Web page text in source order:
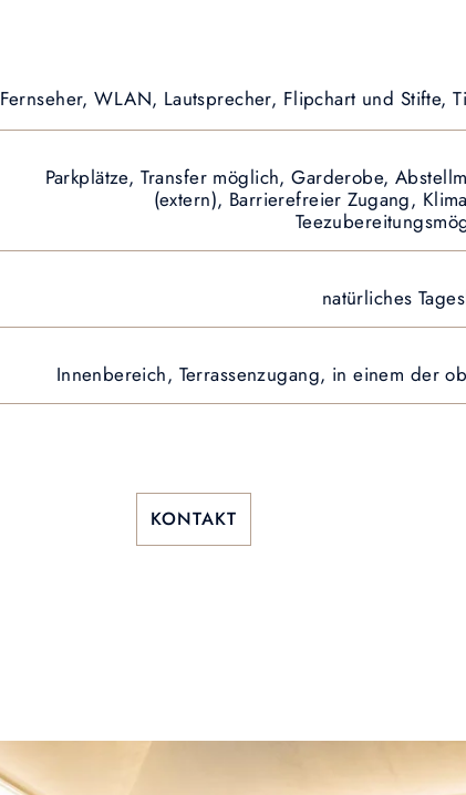
Fernseher, WLAN, Lautsprecher, Flipchart und Stifte,
Parkplätze, Transfer möglich, Garderobe,
(extern), Barrierefreier Zugang,
natürliches
Innenbereich, Terrassenzugang, in einem der
KONTAKT